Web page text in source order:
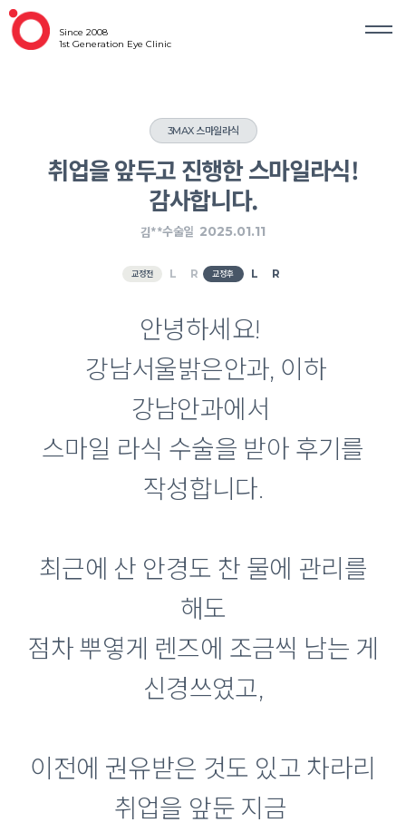
Since 2008
1st Generation Eye Clinic
3MAX 스마일라식
취업을 앞두고 진행한 스마일라식!
감사합니다.
김**수술일 2025.01.11
교정전 교정후
안녕하세요!
강남서울밝은안과, 이하
강남안과에서
스마일 라식 수술을 받아 후기를
작성합니다.
최근에 산 안경도 찬 물에 관리를
해도
점차 뿌옇게 렌즈에 조금씩 남는 게
신경쓰였고,
이전에 권유받은 것도 있고 차라리
취업을 앞둔 지금